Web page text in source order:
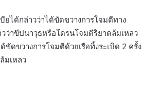
ยได้กล่าวว่าได้ขัดขวางการโจมตีทาง
ว่าขีปนาวุธหรือโดรนโจมตีริยาดล้มเหลว
ดขวางการโจมตีด้วยเรือทิ้งระเบิด 2 ครั้ง
มเหลว